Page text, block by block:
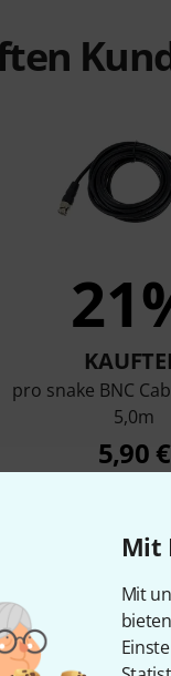
Mit
Mit
pro snake BNC
5,0m
5,90 €